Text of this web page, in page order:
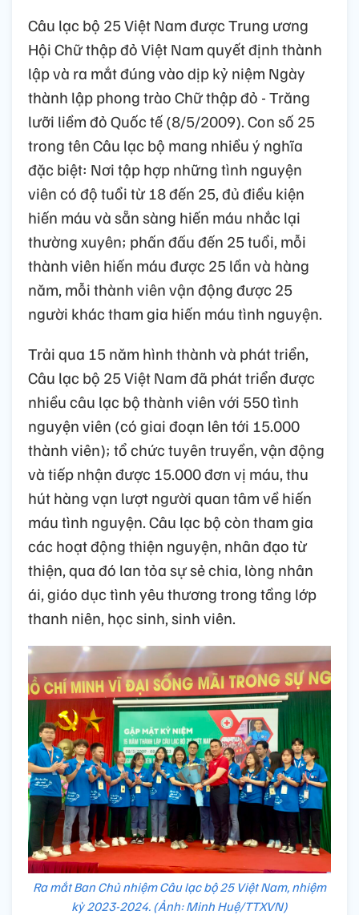
Câu lạc bộ 25 Việt Nam được Trung ương
Hội Chữ thập đỏ Việt Nam quyết định thành
lập và ra mắt đúng vào dịp kỷ niệm Ngày
thành lập phong trào Chữ thập đỏ - Trăng
lưỡi liềm đỏ Quốc tế (8/5/2009). Con số 25
trong tên Câu lạc bộ mang nhiều ý nghĩa
đặc biệt: Nơi tập hợp những tình nguyện
viên có độ tuổi từ 18 đến 25, đủ điều kiện
hiến máu và sẵn sàng hiến máu nhắc lại
thường xuyên; phấn đấu đến 25 tuổi, mỗi
thành viên hiến máu được 25 lần và hàng
năm, mỗi thành viên vận động được 25
người khác tham gia hiến máu tình nguyện.
Trải qua 15 năm hình thành và phát triển,
Câu lạc bộ 25 Việt Nam đã phát triển được
nhiều câu lạc bộ thành viên với 550 tình
nguyện viên (có giai đoạn lên tới 15.000
thành viên); tổ chức tuyên truyền, vận động
và tiếp nhận được 15.000 đơn vị máu, thu
hút hàng vạn lượt người quan tâm về hiến
máu tình nguyện. Câu lạc bộ còn tham gia
các hoạt động thiện nguyện, nhân đạo từ
thiện, qua đó lan tỏa sự sẻ chia, lòng nhân
ái, giáo dục tình yêu thương trong tầng lớp
thanh niên, học sinh, sinh viên.
Ra mắt Ban Chủ nhiệm Câu lạc bộ 25 Việt Nam, nhiệm
kỳ 2023-2024. (Ảnh: Minh Huệ/TTXVN)